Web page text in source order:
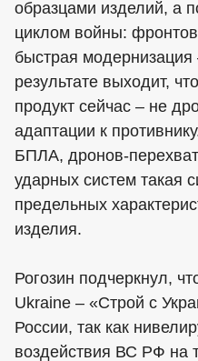
образцами изделий, а
циклом войны:
быстрая
результате выходит,
продукт сейчас – не
адаптации к
БПЛА, дронов-
ударных систем такая
предельных
изделия.
Рогозин подчеркнул,
Ukraine – «Строй с
России, так как
воздействия ВС РФ на